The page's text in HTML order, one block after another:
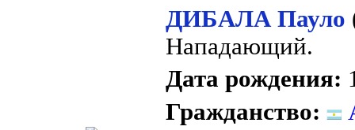
ДИБАЛА Пауло
Нападающий.
Дата рождения:
Гражданство: